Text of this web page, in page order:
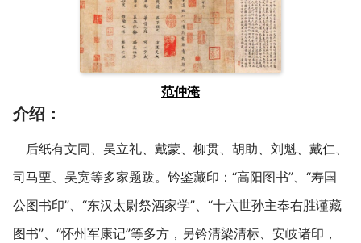
范仲淹
介绍：
后纸有文同、吴立礼、戴蒙、柳贯、胡助、刘魁、戴仁、
司马垔、吴宽等多家题跋。钤鉴藏印：“高阳图书”、“寿国
公图书印”、“东汉太尉祭酒家学”、“十六世孙主奉右胜谨藏
图书”、“怀州军康记”等多方，另钤清梁清标、安岐诸印，